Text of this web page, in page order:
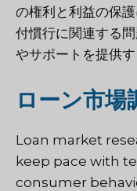
の権利と利益の保
付慣行に関連する
やサポートを提供
ローン市場
Loan market
keep pace with
consumer